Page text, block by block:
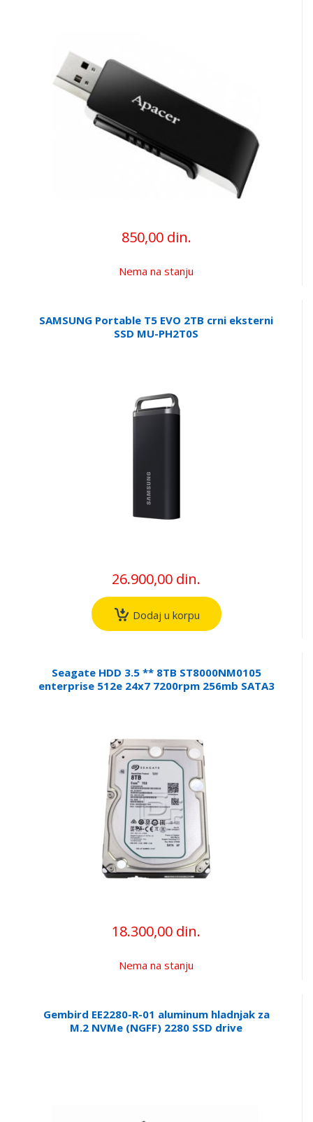
850,00 din.
Nema na stanju
SAMSUNG Portable T5 EVO 2TB crni eksterni
SSD MU-PH2T0S
26.900,00 din.
Dodaj u korpu
Seagate HDD 3.5 ** 8TB ST8000NM0105
enterprise 512e 24x7 7200rpm 256mb SATA3
18.300,00 din.
Nema na stanju
Gembird EE2280-R-01 aluminum hladnjak za
M.2 NVMe (NGFF) 2280 SSD drive